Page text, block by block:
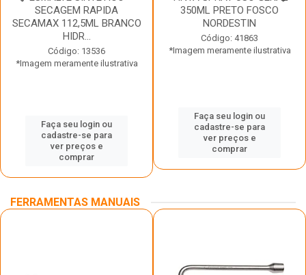
SECAGEM RAPIDA
SECAMAX 112,5ML BRANCO
HIDR...
Código: 13536
*Imagem meramente ilustrativa
Faça seu login ou
cadastre-se para
ver preços e
comprar
350ML PRETO FOSCO
NORDESTIN
Código: 41863
*Imagem meramente ilustrativa
Faça seu login ou
cadastre-se para
ver preços e
comprar
FERRAMENTAS MANUAIS